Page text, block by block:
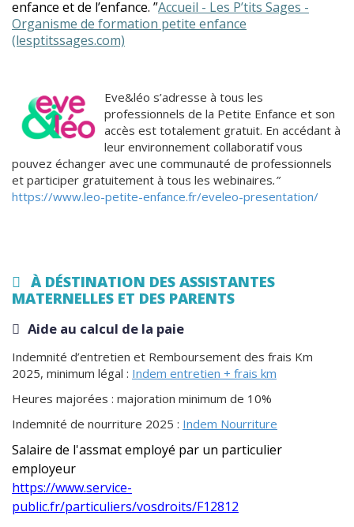
enfance et de l’enfance. ”Accueil - Les P’tits Sages -
Organisme de formation petite enfance
(lesptitssages.com)
Eve&léo s’adresse à tous les
professionnels de la Petite Enfance et son
accès est totalement gratuit. En accédant à
leur environnement collaboratif vous
pouvez échanger avec une communauté de professionnels
et participer gratuitement à tous les webinaires.”
https://www.leo-petite-enfance.fr/eveleo-presentation/
À DÉSTINATION DES ASSISTANTES
MATERNELLES ET DES PARENTS
Aide au calcul de la paie
Indemnité d’entretien et Remboursement des frais Km
2025, minimum légal : Indem entretien + frais km
Heures majorées : majoration minimum de 10%
Indemnité de nourriture 2025 : Indem Nourriture
Salaire de l'assmat employé par un particulier
employeur
https://www.service-
public.fr/particuliers/vosdroits/F12812